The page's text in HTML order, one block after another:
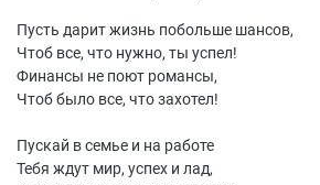
Пусть дарит жизнь побольше шансов,
Чтоб все, что нужно, ты успел!
Финансы не поют романсы,
Чтоб было все, что захотел!
Пускай в семье и на работе
Тебя ждут мир, успех и лад,